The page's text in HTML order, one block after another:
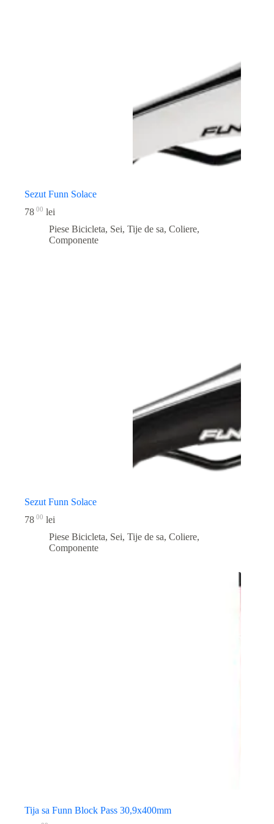
Sezut Funn Solace
78 00 lei
Piese Bicicleta, Sei, Tije de sa, Coliere,
Componente
Sezut Funn Solace
78 00 lei
Piese Bicicleta, Sei, Tije de sa, Coliere,
Componente
Tija sa Funn Block Pass 30,9x400mm